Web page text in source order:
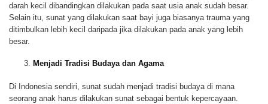
darah kecil dibandingkan dilakukan pada saat usia anak sudah besar.
Selain itu, sunat yang dilakukan saat bayi juga biasanya trauma yang
ditimbulkan lebih kecil daripada jika dilakukan pada anak yang lebih
besar.
Menjadi Tradisi Budaya dan Agama
Di Indonesia sendiri, sunat sudah menjadi tradisi budaya di mana
seorang anak harus dilakukan sunat sebagai bentuk kepercayaan.